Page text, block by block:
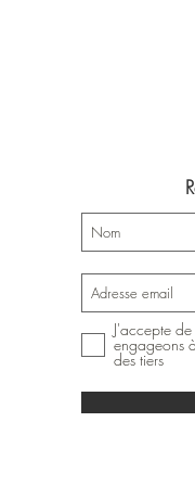
J'accepte
engageons
des tiers